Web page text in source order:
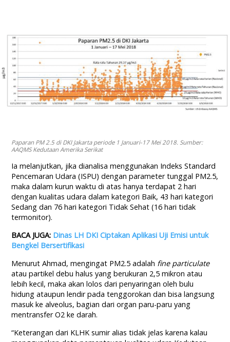
Paparan PM 2.5 di DKI Jakarta periode 1 Januari-17 Mei 2018. Sumber:
AAQMS Kedutaan Amerika Serikat
Ia melanjutkan, jika dianalisa menggunakan Indeks Standard
Pencemaran Udara (ISPU) dengan parameter tunggal PM2.5,
maka dalam kurun waktu di atas hanya terdapat 2 hari
dengan kualitas udara dalam kategori Baik, 43 hari kategori
Sedang dan 76 hari kategori Tidak Sehat (16 hari tidak
termonitor).
BACA JUGA: Dinas LH DKI Ciptakan Aplikasi Uji Emisi untuk
Bengkel Bersertifikasi
Menurut Ahmad, mengingat PM2.5 adalah fine particulate
atau partikel debu halus yang berukuran 2,5 mikron atau
lebih kecil, maka akan lolos dari penyaringan oleh bulu
hidung ataupun lendir pada tenggorokan dan bisa langsung
masuk ke alveolus, bagian dari organ paru-paru yang
mentransfer O2 ke darah.
“Keterangan dari KLHK sumir alias tidak jelas karena kalau